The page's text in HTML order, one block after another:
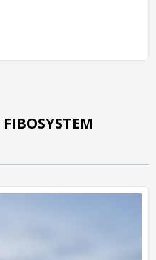
FIBOSYSTEM